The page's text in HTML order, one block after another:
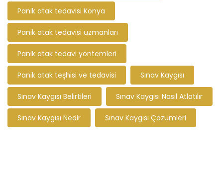
Panik atak tedavisi Konya
Panik atak tedavisi uzmanları
Panik atak tedavi yöntemleri
Panik atak teşhisi ve tedavisi Sınav Kaygısı
Sınav Kaygısı Belirtileri Sınav Kaygısı Nasıl Atlatılır
Sınav Kaygısı Nedir Sınav Kaygısı Çözümleri